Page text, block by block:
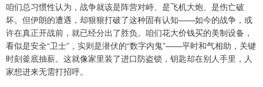
咱们总习惯性认为，战争就该是阵营对峙、是飞机大炮、是伤亡破
坏。但伊朗的遭遇，却狠狠打破了这种固有认知——如今的战争，或
许在真正开战前，就已经分出了胜负。咱们花大价钱买的美制设备，
看似是安全“卫士”，实则是潜伏的“数字内鬼”——平时和气相助，关键
时刻釜底抽薪。这就像家里装了进口防盗锁，钥匙却在别人手里，人
家想进来无需打招呼。